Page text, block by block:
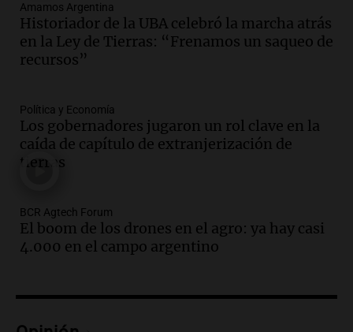
Audio.Historiador de la UBA celebró la
marcha atrás en la Ley de Tierras:
“Frenamos un saqueo de recursos”
Amamos Argentina
Audio.Ahyre estuvo en el Estudio
Federal Sancor Seguros y adelantó su
nuevo tema a Cadena 3 Rosario.
Viva la Radio Rosario
Cristo Redentor por acumulación de
nieve se extiende a 22 días
Panorama Federal
Audio.Estudiantes de Italia realizan
Amamos Argentina
Historiador de la UBA celebró la marcha atrás
en la Ley de Tierras: “Frenamos un saqueo de
recursos”
Política y Economía
Los gobernadores jugaron un rol clave en la
caída de capítulo de extranjerización de
tierras
BCR Agtech Forum
El boom de los drones en el agro: ya hay casi
4.000 en el campo argentino